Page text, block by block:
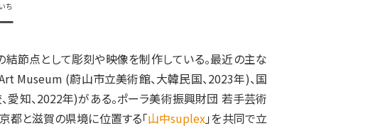
ち
節点として彫刻や映像を制作している。最近の主な
(蔚山市立美術館、大韓民国、2023年)、国
知、2022年)がある。ポーラ美術振興財団 若手芸術
都と滋賀の県境に位置する「山中suplex」を共同で立